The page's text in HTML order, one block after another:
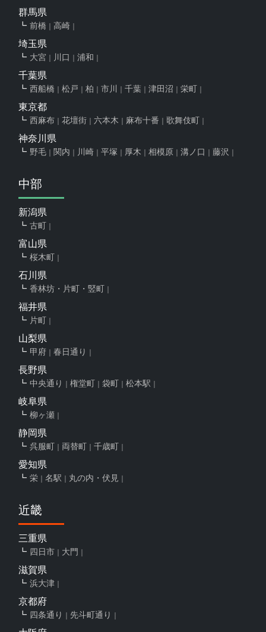
群馬県
前橋 高崎
埼玉県
大宮 川口 浦和
千葉県
西船橋 松戸 柏 市川 千葉 津田沼 栄町
東京都
西麻布 花壇街 六本木 麻布十番 歌舞伎町
神奈川県
野毛 関内 川崎 平塚 厚木 相模原 溝ノ口 藤沢
中部
新潟県
古町
富山県
桜木町
石川県
香林坊・片町・竪町
福井県
片町
山梨県
甲府 春日通り
長野県
中央通り 権堂町 袋町 松本駅
岐阜県
柳ヶ瀬
静岡県
呉服町 両替町 千歳町
愛知県
栄 名駅 丸の内・伏見
近畿
三重県
四日市 大門
滋賀県
浜大津
京都府
四条通り 先斗町通り